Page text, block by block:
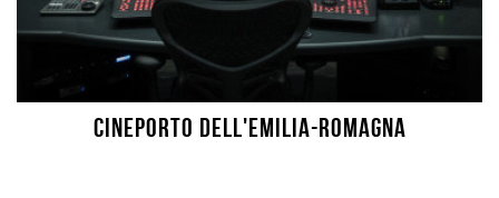
Cineporto dell'Emilia-Romagna